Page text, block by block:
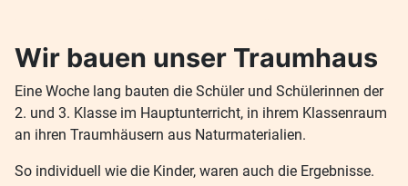
Wir bauen unser Traumhaus
Eine Woche lang bauten die Schüler und Schülerinnen der
2. und 3. Klasse im Hauptunterricht, in ihrem Klassenraum
an ihren Traumhäusern aus Naturmaterialien.
So individuell wie die Kinder, waren auch die Ergebnisse.